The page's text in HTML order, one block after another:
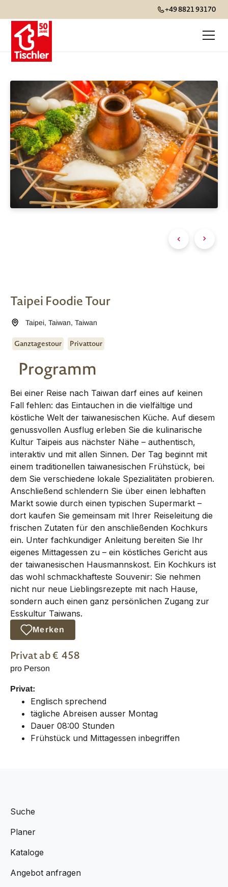
+49 8821 93170
Taipei Foodie Tour
Taipei,Taiwan,Taiwan
Ganztagestour Privattour
Programm
Bei einer Reise nach Taiwan darf eines auf keinen
Fall fehlen: das Eintauchen in die vielfältige und
köstliche Welt der taiwanesischen Küche. Auf diesem
genussvollen Ausflug erleben Sie die kulinarische
Kultur Taipeis aus nächster Nähe – authentisch,
interaktiv und mit allen Sinnen. Der Tag beginnt mit
einem traditionellen taiwanesischen Frühstück, bei
dem Sie verschiedene lokale Spezialitäten probieren.
Anschließend schlendern Sie über einen lebhaften
Markt sowie durch einen typischen Supermarkt –
dort kaufen Sie gemeinsam mit Ihrer Reiseleitung die
frischen Zutaten für den anschließenden Kochkurs
ein. Unter fachkundiger Anleitung bereiten Sie Ihr
eigenes Mittagessen zu – ein köstliches Gericht aus
der taiwanesischen Hausmannskost. Ein Kochkurs ist
das wohl schmackhafteste Souvenir: Sie nehmen
nicht nur neue Lieblingsrezepte mit nach Hause,
sondern auch einen ganz persönlichen Zugang zur
Esskultur Taiwans.
Merken
Privatab € 458
pro Person
Privat:
Englisch sprechend
tägliche Abreisen ausser Montag
Dauer 08:00 Stunden
Frühstück und Mittagessen inbegriffen
Suche
Planer
Kataloge
Angebot anfragen